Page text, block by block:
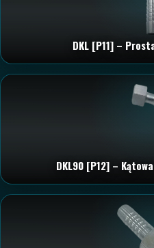
DKL [P11] –
DKL90 [P12] –